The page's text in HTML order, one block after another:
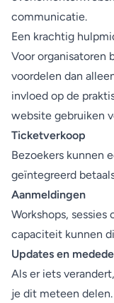
communicatie.
Een krachtig
Voor organisatoren
voordelen dan
invloed op de
website gebruiken
Ticketverkoop
Bezoekers kunnen
geïntegreerd
Aanmeldingen
Workshops,
capaciteit kunnen
Updates en
Als er iets
je dit meteen